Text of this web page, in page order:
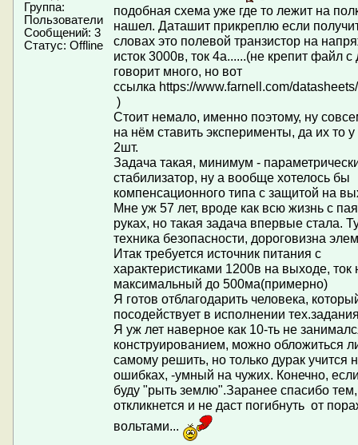
Группа:
Пользователи
Сообщений: 3
Статус: Offline
подобная схема уже где то лежит на
нашел. Даташит прикреплю если
словах это полевой транзистор на
исток 3000в, ток 4а......(не крепит файл
говорит много, но вот
ссылка https://www.farnell.com/
)
Стоит немало, именно поэтому, ну
на нём ставить эксперименты, да их то
2шт.
Задача такая, минимум -
стабилизатор, ну а вообще хотелось бы
компенсационного типа с защитой на
Мне уж 57 лет, вроде как всю жизнь с
руках, но такая задача впервые стала.
техника безопасности, дороговизна
Итак требуется источник питания с
характеристиками 1200в на выходе, ток
максимальный до 500ма(примерно)
Я готов отблагодарить человека,
посодействует в исполнении
Я уж лет наверное как 10-ть не
конструированием, можно обложиться
самому решить, но только дурак учится
ошибках, -умный на чужих. Конечно,
буду "рыть землю".Заранее спасибо тем,
откликнется и не даст погибнуть от
вольтами...